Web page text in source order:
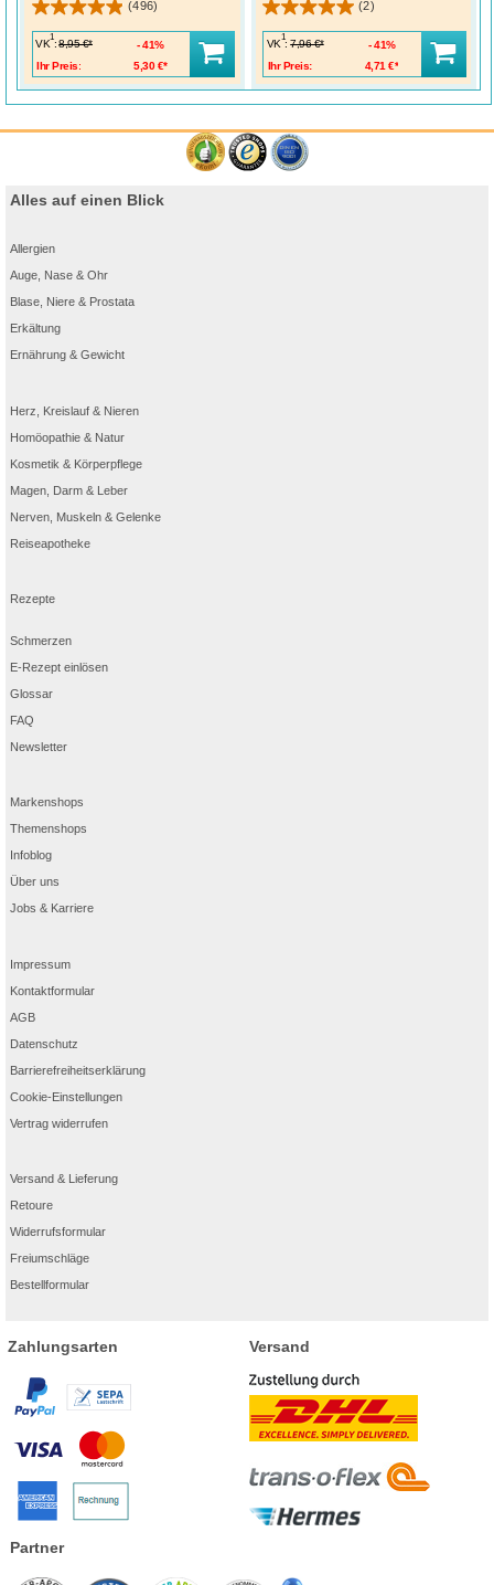
Wirkstoff: Dexpanthenol.Anwendungsgebiete
: Zur unterstützenden Behandlung der Heilung
Zu Risiken und Nebenwirkungen lesen Sie die Packungsbeilage und fragen Sie Ihre
Ärztin, Ihren Arzt oder in Ihrer Apotheke.
(496)
VK
1
: 8,95 €*
Ihr Preis:
5,30 €*
41%
(2)
VK
1
: 7,96 €*
Ihr Preis:
4,71 €*
41%
Alles auf einen Blick
Allergien
Auge, Nase & Ohr
Blase, Niere & Prostata
Erkältung
Ernährung & Gewicht
Herz, Kreislauf & Nieren
Homöopathie & Natur
Kosmetik & Körperpflege
Magen, Darm & Leber
Nerven, Muskeln & Gelenke
Reiseapotheke
Rezepte
Schmerzen
E-Rezept einlösen
Glossar
FAQ
Newsletter
Markenshops
Themenshops
Infoblog
Über uns
Jobs & Karriere
Impressum
Kontaktformular
AGB
Datenschutz
Barrierefreiheitserklärung
Cookie-Einstellungen
Vertrag widerrufen
Versand & Lieferung
Retoure
Widerrufsformular
Freiumschläge
Bestellformular
Zahlungsarten Versand
Partner